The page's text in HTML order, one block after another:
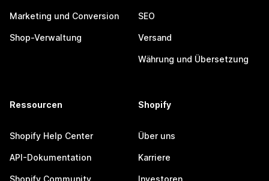
Marketing und Conversion
Shop-Verwaltung
SEO
Versand
Währung und Übersetzung
Ressourcen
Shopify Help Center
API-Dokumentation
Shopify Community
Shopify
Über uns
Karriere
Investoren